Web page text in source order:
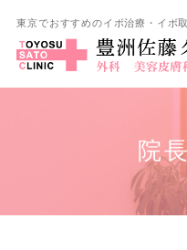
東京でおすすめのイボ治療・イボ
院